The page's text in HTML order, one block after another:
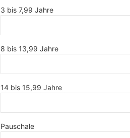
3 bis 7,99 Jahre
8 bis 13,99 Jahre
14 bis 15,99 Jahre
Pauschale